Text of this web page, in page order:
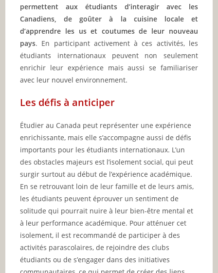
permettent aux étudiants d’interagir avec les
Canadiens, de goûter à la cuisine locale et
d’apprendre les us et coutumes de leur nouveau
pays. En participant activement à ces activités, les
étudiants internationaux peuvent non seulement
enrichir leur expérience mais aussi se familiariser
avec leur nouvel environnement.
Les défis à anticiper
Étudier au Canada peut représenter une expérience
enrichissante, mais elle s’accompagne aussi de défis
importants pour les étudiants internationaux. L’un
des obstacles majeurs est l’isolement social, qui peut
surgir surtout au début de l’expérience académique.
En se retrouvant loin de leur famille et de leurs amis,
les étudiants peuvent éprouver un sentiment de
solitude qui pourrait nuire à leur bien-être mental et
à leur performance académique. Pour atténuer cet
isolement, il est recommandé de participer à des
activités parascolaires, de rejoindre des clubs
étudiants ou de s’engager dans des initiatives